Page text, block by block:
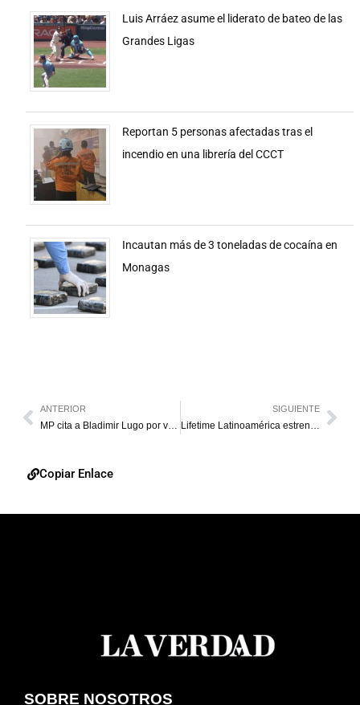
Luis Arráez asume el liderato de bateo de las
Grandes Ligas
Reportan 5 personas afectadas tras el
incendio en una librería del CCCT
Incautan más de 3 toneladas de cocaína en
Monagas
ANTERIOR
MP cita a Bladimir Lugo por violación de derechos humanos
SIGUIENTE
Lifetime Latinoamérica estrena Project Runway
Copiar Enlace
SOBRE NOSOTROS